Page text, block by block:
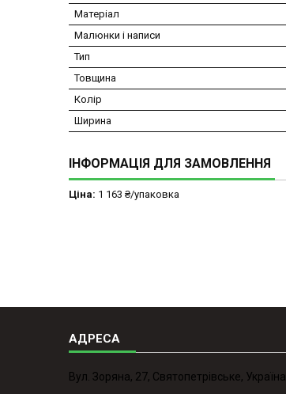
Матеріал
Малюнки і написи
Тип
Товщина
Колір
Ширина
ІНФОРМАЦІЯ ДЛЯ ЗАМОВЛЕННЯ
Ціна: 1 163 ₴/упаковка
Вул. Зоряна, 27, Святопетрівське, Україна